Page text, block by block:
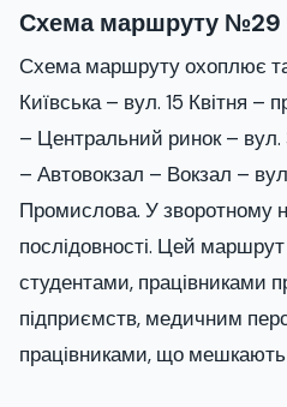
Схема маршруту №29
Схема маршруту охоплює
Київська – вул. 15 Квітня –
– Центральний ринок –
– Автовокзал – Вокзал –
Промислова. У зворотному
послідовності. Цей
студентами, працівниками
підприємств, медичним
працівниками, що мешкають